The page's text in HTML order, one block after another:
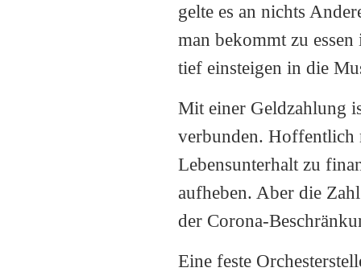
gelte es an nichts
man bekommt zu
tief einsteigen in die
Mit einer Geldzahlung
verbunden. Hoffentlich
Lebensunterhalt zu
aufheben. Aber die
der Corona-
Eine feste